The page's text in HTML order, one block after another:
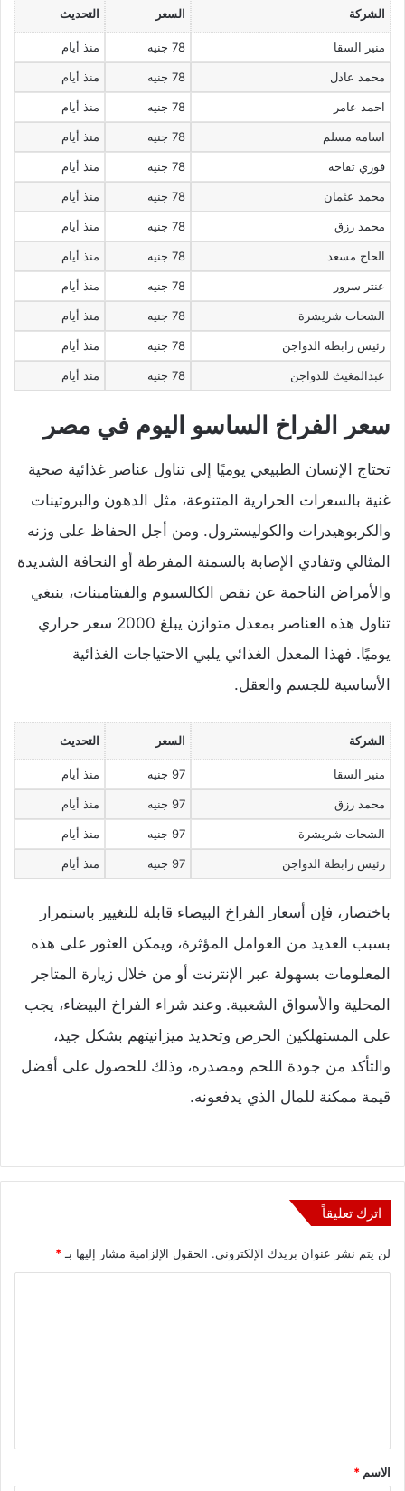
الشركة السعر التحديث
منير السقا 78 جنيه منذ أيام
محمد عادل 78 جنيه منذ أيام
احمد عامر 78 جنيه منذ أيام
اسامه مسلم 78 جنيه منذ أيام
فوزي تفاحة 78 جنيه منذ أيام
محمد عثمان 78 جنيه منذ أيام
محمد رزق 78 جنيه منذ أيام
الحاج مسعد 78 جنيه منذ أيام
عنتر سرور 78 جنيه منذ أيام
الشحات شريشرة 78 جنيه منذ أيام
رئيس رابطة الدواجن 78 جنيه منذ أيام
عبدالمغيث للدواجن 78 جنيه منذ أيام
سعر الفراخ الساسو اليوم في مصر
تحتاج الإنسان الطبيعي يوميًا إلى تناول عناصر غذائية صحية
غنية بالسعرات الحرارية المتنوعة، مثل الدهون والبروتينات
والكربوهيدرات والكوليسترول. ومن أجل الحفاظ على وزنه
المثالي وتفادي الإصابة بالسمنة المفرطة أو النحافة الشديدة
والأمراض الناجمة عن نقص الكالسيوم والفيتامينات، ينبغي
تناول هذه العناصر بمعدل متوازن يبلغ 2000 سعر حراري
يوميًا. فهذا المعدل الغذائي يلبي الاحتياجات الغذائية
الأساسية للجسم والعقل.
الشركة السعر التحديث
منير السقا 97 جنيه منذ أيام
محمد رزق 97 جنيه منذ أيام
الشحات شريشرة 97 جنيه منذ أيام
رئيس رابطة الدواجن 97 جنيه منذ أيام
باختصار، فإن أسعار الفراخ البيضاء قابلة للتغيير باستمرار
بسبب العديد من العوامل المؤثرة، ويمكن العثور على هذه
المعلومات بسهولة عبر الإنترنت أو من خلال زيارة المتاجر
المحلية والأسواق الشعبية. وعند شراء الفراخ البيضاء، يجب
على المستهلكين الحرص وتحديد ميزانيتهم بشكل جيد،
والتأكد من جودة اللحم ومصدره، وذلك للحصول على أفضل
قيمة ممكنة للمال الذي يدفعونه.
اترك تعليقاً
لن يتم نشر عنوان بريدك الإلكتروني. الحقول الإلزامية مشار إليها بـ *
ق
*
الاسم *